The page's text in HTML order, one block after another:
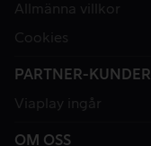
Allmänna villkor
Cookies
PARTNER-KUNDER
Viaplay ingår
OM OSS